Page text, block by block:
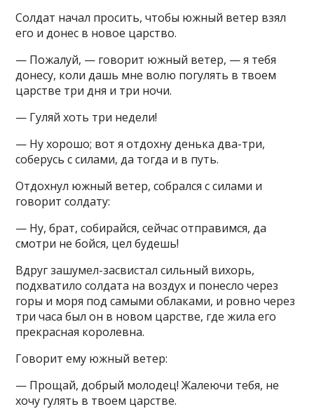
Солдат начал просить, чтобы южный ветер взял
его и донес в новое царство.
— Пожалуй, — говорит южный ветер, — я тебя
донесу, коли дашь мне волю погулять в твоем
царстве три дня и три ночи.
— Гуляй хоть три недели!
— Ну хорошо; вот я отдохну денька два-три,
соберусь с силами, да тогда и в путь.
Отдохнул южный ветер, собрался с силами и
говорит солдату:
— Ну, брат, собирайся, сейчас отправимся, да
смотри не бойся, цел будешь!
Вдруг зашумел-засвистал сильный вихорь,
подхватило солдата на воздух и понесло через
горы и моря под самыми облаками, и ровно через
три часа был он в новом царстве, где жила его
прекрасная королевна.
Говорит ему южный ветер:
— Прощай, добрый молодец! Жалеючи тебя, не
хочу гулять в твоем царстве.